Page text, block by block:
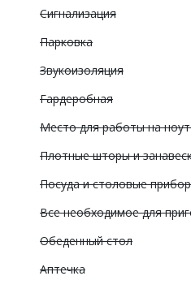
Сигнализация
Парковка
Звукоизоляция
Гардеробная
Место для работы на
Плотные шторы и
Посуда и столовые
Все необходимое для
Обеденный стол
Аптечка